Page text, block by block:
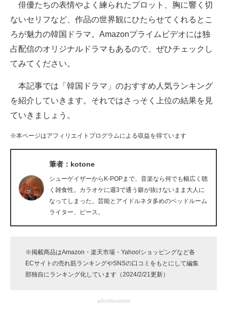
ITの今と未来を見通す
スマホと通信の最新トレンド
好きが集まる 比べて選べる
ビジネスと働き方のヒント
経営リーダーのコミュニティ
マーケ×ITの今がよく分かる
ITエンジニア向け専門サイト
IT製品の技術・比較・事例
製造業のIT導入・活用を支援
モノづくり技術者専門サイト
俳優たちの表情やよく練られたプロット、胸に響く切
ないセリフなど、作品の世界観にひたらせてくれるとこ
ろが魅力の韓国ドラマ。Amazonプライムビデオには独
占配信のオリジナルドラマもあるので、ぜひチェックし
てみてください。
本記事では「韓国ドラマ」のおすすめ人気ランキング
を紹介していきます。それではさっそく上位の結果を見
ていきましょう。
※本ページはアフィリエイトプログラムによる収益を得ています
筆者：kotone
シューゲイザーからK-POPまで、音楽なら何でも幅広く聴
く雑食性。カラオケに週3で通う癖が抜けないまま大人に
なってしまった。芸能とアイドルネタ多めのベッドルーム
ライター、ピース。
※掲載商品はAmazon・楽天市場・Yahoo!ショッピングなど各
ECサイトの売れ筋ランキングやSNSの口コミをもとにして編集
部独自にランキング化しています（2024/2/21更新）
advertisement